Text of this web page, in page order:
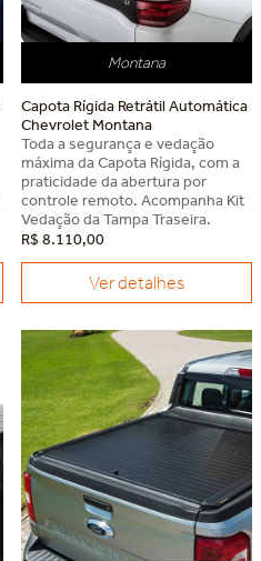
Montana
Capota Rígida Retrátil Automática
Chevrolet Montana
Toda a segurança e vedação
máxima da Capota Rígida, com a
praticidade da abertura por
controle remoto. Acompanha Kit
Vedação da Tampa Traseira.
R$ 8.110,00
Ver detalhes